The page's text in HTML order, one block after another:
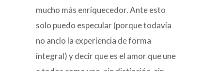
mucho más enriquecedor. Ante esto
solo puedo especular (porque todavía
no anclo la experiencia de forma
integral) y decir que es el amor que une